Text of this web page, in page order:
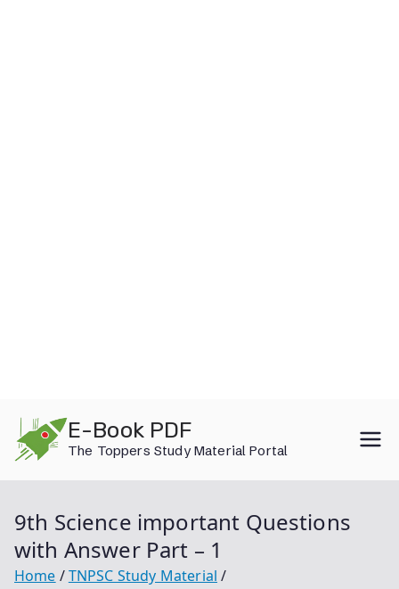
content
E-Book PDF
The Toppers Study Material Portal
9th Science important Questions
with Answer Part – 1
Home
TNPSC Study Material